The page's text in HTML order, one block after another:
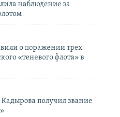
наблюдение за
о поражении трех
«теневого флота» в
получил звание